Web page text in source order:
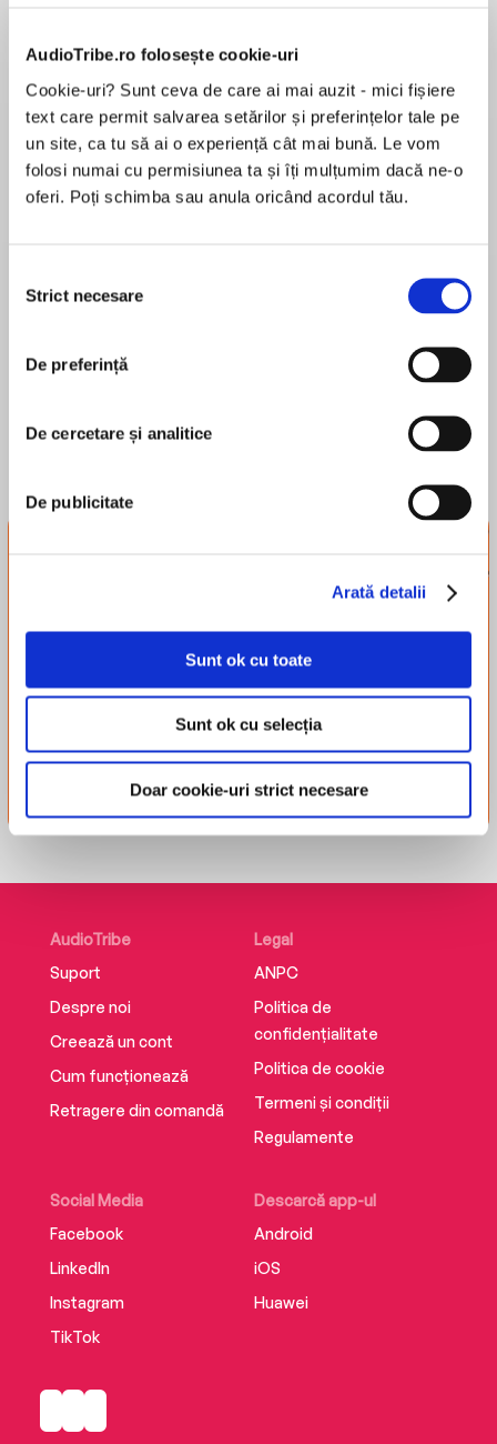
AudioTribe.ro folosește cookie-uri
Cookie-uri? Sunt ceva de care ai mai auzit - mici fișiere
text care permit salvarea setărilor și preferințelor tale pe
un site, ca tu să ai o experiență cât mai bună. Le vom
folosi numai cu permisiunea ta și îți mulțumim dacă ne-o
oferi. Poți schimba sau anula oricând acordul tău.
consimțământului
Strict necesare
De preferință
De cercetare și analitice
De publicitate
Arată detalii
Sunt ok cu toate
Sunt ok cu selecția
Doar cookie-uri strict necesare
de...
Dani Francis
Diavolul se îmbracă de
la...
Lauren Weisberger Sohn Won-pyung
Desprecarte
În acest moment nu există recenzii
AudioTribe
Suport
Despre noi
Creează un cont
Cum funcționează
Retragere din comandă
Social Media
Facebook
LinkedIn
Instagram
TikTok
Descarcă app-ul
Android
iOS
Huawei
Legal
ANPC
Politica de
confidențialitate
Politica de cookie
Termeni și condiții
Regulamente